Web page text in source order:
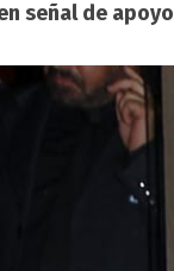
señal de apoyo